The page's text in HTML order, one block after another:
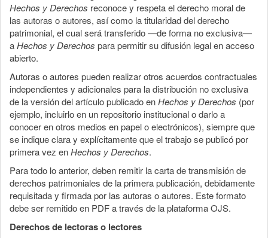
Hechos y Derechos reconoce y respeta el derecho moral de
las autoras o autores, así como la titularidad del derecho
patrimonial, el cual será transferido —de forma no exclusiva—
aHechos y Derechos para permitir su difusión legal en acceso
abierto.
Autoras o autores pueden realizar otros acuerdos contractuales
independientes y adicionales para la distribución no exclusiva
de la versión del artículo publicado enHechos y Derechos (por
ejemplo, incluirlo en un repositorio institucional o darlo a
conocer en otros medios en papel o electrónicos), siempre que
se indique clara y explícitamente que el trabajo se publicó por
primera vez enHechos y Derechos.
Para todo lo anterior, deben remitir la carta de transmisión de
derechos patrimoniales de la primera publicación, debidamente
requisitada y firmada por las autoras o autores. Este formato
debe ser remitido en PDF a través de la plataforma OJS.
Derechos de lectoras o lectores